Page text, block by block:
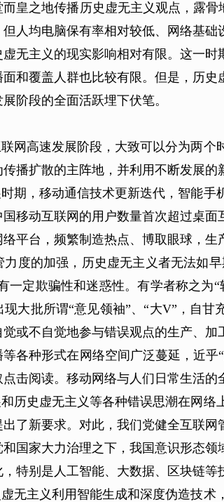
皇之地传播历史虚无主义观点，露
人均电脑保有率相对较低、网络基
无主义的现实影响相对有限。这一
和覆盖人群也比较有限。但是，历
阶段的全面活跃埋下伏笔。
网高速发展阶段，大致可以分为两
播扩散的主阵地，并利用不断发展的
期，移动通信技术更新迭代，智能
移动互联网的用户数量首次超过桌
平台，频繁制造热点、博取眼球，
度的加强，历史虚无主义者无法如
一定欺骗性和迷惑性。有学者称之
大批所谓“意见领袖”、“大V”，自
或不自觉地参与错误观点的生产、
各种形式在网络空间广泛蔓延，近
击阅读。移动网络与人们日常生活
历史虚无主义等各种错误思潮在网
了新要求。对此，我们党健全互联
国家大力治理之下，我国意识形态
特别是人工智能、大数据、区块链
无主义利用智能生成和深度伪造技术